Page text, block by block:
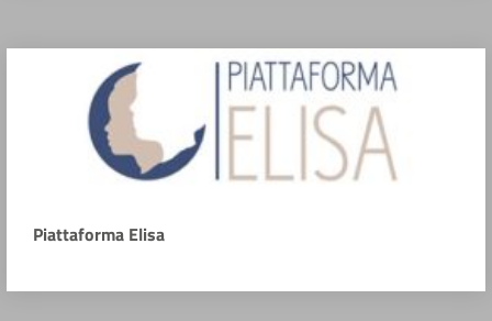
Piattaforma Elisa